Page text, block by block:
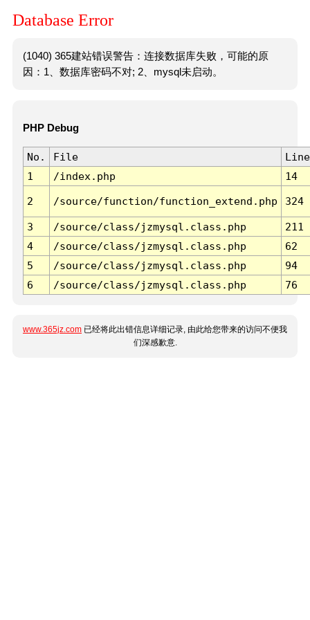
Database Error
(1040) 365建站错误警告：连接数据库失败，可能的原
因：1、数据库密码不对; 2、mysql未启动。
PHP Debug
No. File
Line
1
/index.php 14
2 /source/function/function_extend.php 324
3 /source/class/jzmysql.class.php
211
4
/source/class/jzmysql.class.php
62
5
/source/class/jzmysql.class.php
94
6
/source/class/jzmysql.class.php 76
www.365jz.com 已经将此出错信息详细记录, 由此给您带来的访问不便我
们深感歉意.